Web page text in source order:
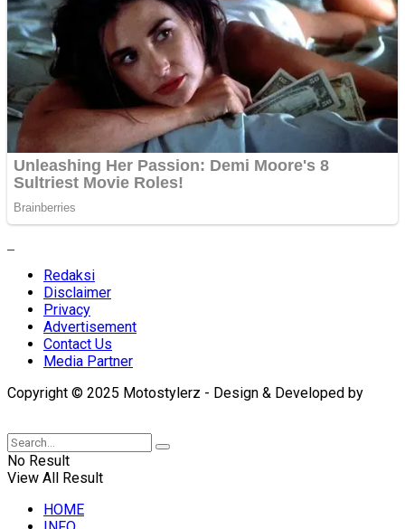
Redaksi
Disclaimer
Privacy
Advertisement
Contact Us
Media Partner
Copyright © 2025 Motostylerz - Design & Developed by
No Result
View All Result
HOME